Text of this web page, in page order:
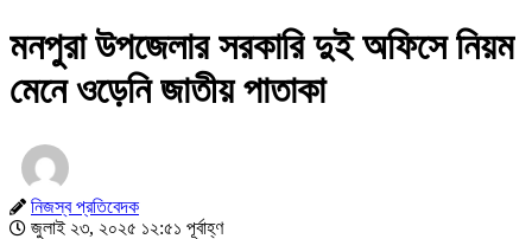
মনপুরা উপজেলার সরকারি দুই অফিসে নিয়ম
মেনে ওড়েনি জাতীয় পাতাকা
নিজস্ব প্রতিবেদক
জুলাই ২৩, ২০২৫ ১২:৫১ পূর্বাহ্ণ